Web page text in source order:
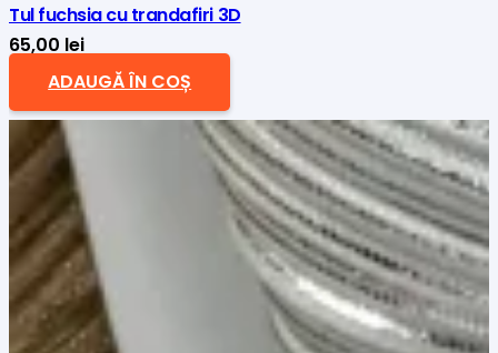
Tul fuchsia cu trandafiri 3D
65,00 lei
ADAUGĂ ÎN COȘ